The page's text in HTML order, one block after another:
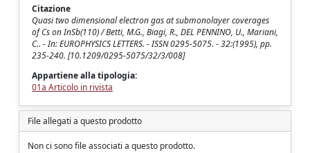
Citazione
Quasi two dimensional electron gas at submonolayer coverages
of Cs on InSb(110) / Betti, M.G., Biagi, R., DEL PENNINO, U., Mariani,
C.. - In: EUROPHYSICS LETTERS. - ISSN 0295-5075. - 32:(1995), pp.
235-240. [10.1209/0295-5075/32/3/008]
Appartiene alla tipologia:
01a Articolo in rivista
File allegati a questo prodotto
Non ci sono file associati a questo prodotto.